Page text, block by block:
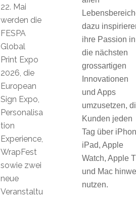
dazu
ihre Passion in
die nächsten
grossartigen
Innovationen
und Apps
umzusetzen,
Kunden jeden
Tag über
iPad, Apple
Watch, Apple
und Mac
nutzen.
22. Mai
werden die
FESPA
Global
Print Expo
2026, die
European
Sign Expo,
Personalisa
tion
Experience,
WrapFest
sowie zwei
neue
Veranstaltu